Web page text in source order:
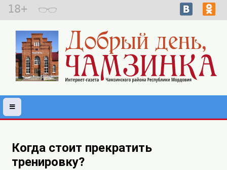
18+
Когда стоит прекратить
тренировку?